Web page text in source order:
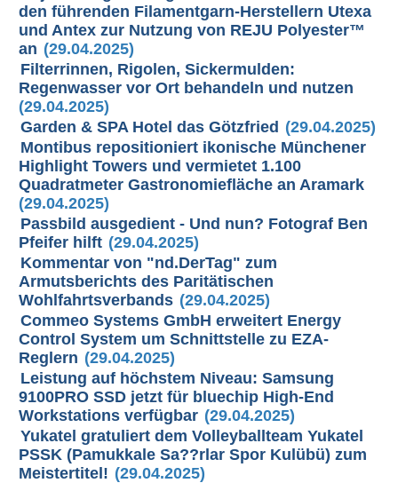
den führenden Filamentgarn-Herstellern Utexa
und Antex zur Nutzung von REJU Polyester™
an (29.04.2025)
Filterrinnen, Rigolen, Sickermulden:
Regenwasser vor Ort behandeln und nutzen
(29.04.2025)
Garden & SPA Hotel das Götzfried (29.04.2025)
Montibus repositioniert ikonische Münchener
Highlight Towers und vermietet 1.100
Quadratmeter Gastronomiefläche an Aramark
(29.04.2025)
Passbild ausgedient - Und nun? Fotograf Ben
Pfeifer hilft (29.04.2025)
Kommentar von "nd.DerTag" zum
Armutsberichts des Paritätischen
Wohlfahrtsverbands (29.04.2025)
Commeo Systems GmbH erweitert Energy
Control System um Schnittstelle zu EZA-
Reglern (29.04.2025)
Leistung auf höchstem Niveau: Samsung
9100PRO SSD jetzt für bluechip High-End
Workstations verfügbar (29.04.2025)
Yukatel gratuliert dem Volleyballteam Yukatel
PSSK (Pamukkale Sa??rlar Spor Kulübü) zum
Meistertitel! (29.04.2025)